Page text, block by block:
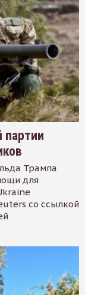
партии
Трампа
для
со ссылкой